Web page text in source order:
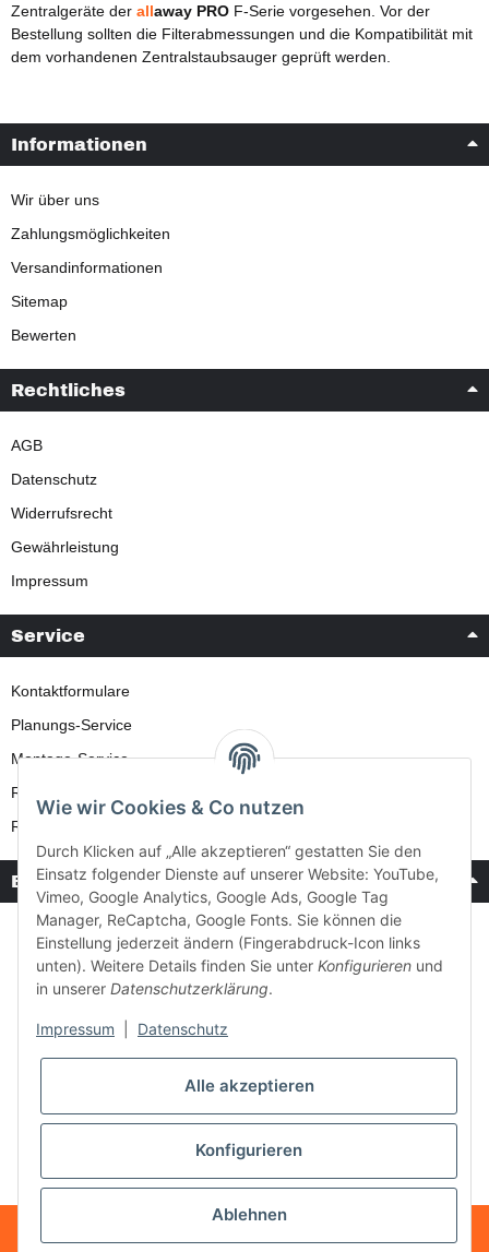
Zentralgeräte der allaway PRO F-Serie vorgesehen. Vor der
Bestellung sollten die Filterabmessungen und die Kompatibilität mit
dem vorhandenen Zentralstaubsauger geprüft werden.
Informationen
Wir über uns
Zahlungsmöglichkeiten
Versandinformationen
Sitemap
Bewerten
Rechtliches
AGB
Datenschutz
Widerrufsrecht
Gewährleistung
Impressum
Service
Kontaktformulare
Planungs-Service
Montage-Service
Reparatur-Service
Retouren-Service
Bezahlung & Versand
* Alle Preise inkl. gesetzlicher USt., zzgl.
Wie wir Cookies & Co nutzen
Durch Klicken auf „Alle akzeptieren“ gestatten Sie den
Einsatz folgender Dienste auf unserer Website: YouTube,
Vimeo, Google Analytics, Google Ads, Google Tag
Manager, ReCaptcha, Google Fonts. Sie können die
Einstellung jederzeit ändern (Fingerabdruck-Icon links
unten). Weitere Details finden Sie unter Konfigurieren und
in unserer Datenschutzerklärung.
Impressum Datenschutz
Alle akzeptieren
Konfigurieren
Ablehnen